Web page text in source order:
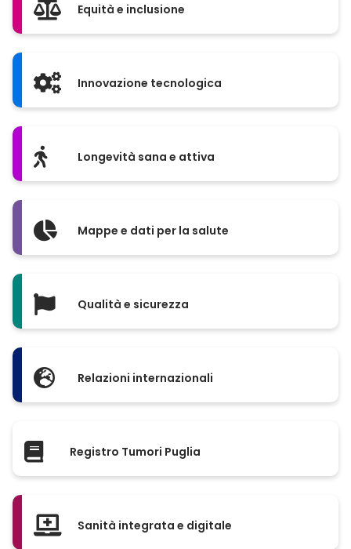
Equità e inclusione
Innovazione tecnologica
Longevità sana e attiva
Mappe e dati per la salute
Qualità e sicurezza
Relazioni internazionali
Registro Tumori Puglia
Sanità integrata e digitale